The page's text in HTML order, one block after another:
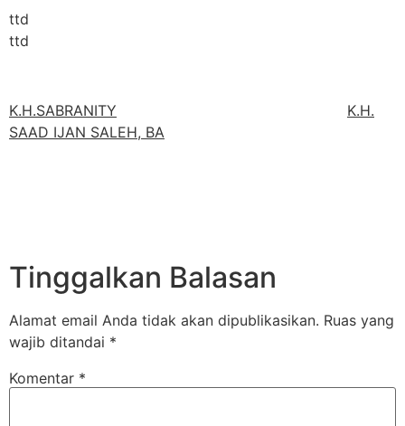
ttd
ttd
K.H.SABRANITY
K.H.
SAAD IJAN SALEH, BA
Tinggalkan Balasan
Alamat email Anda tidak akan dipublikasikan. Ruas yang
wajib ditandai *
Komentar *